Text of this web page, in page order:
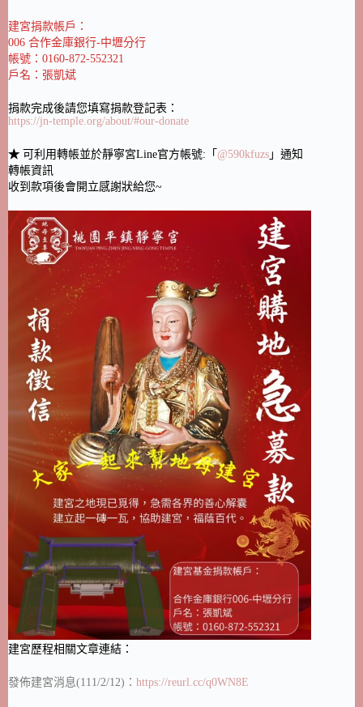
建宮捐款帳戶：
006 合作金庫銀行-中壢分行
帳號：0160-872-552321
戶名：張凱斌
捐款完成後請您填寫捐款登記表：
https://jn-temple.org/about/#our-donate
★ 可利用轉帳並於靜寧宮Line官方帳號:「 @590kfuzs 」通知
轉帳資訊
收到款項後會開立感謝狀給您~
建宮歷程相關文章連結：
發佈建宮消息(111/2/12)： https://reurl.cc/q0WN8E